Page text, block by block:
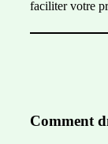
faciliter votre
Comment